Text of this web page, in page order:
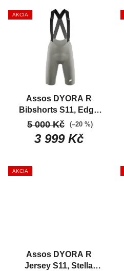
ŮAKCIA
Assos DYORA R
Bibshorts S11, Edge
greenDámske
závodné
aerodynamické
3 999 Kč
5 000 Kč (–20 %)
AKCIA
Assos DYORA R
Jersey S11, Stella